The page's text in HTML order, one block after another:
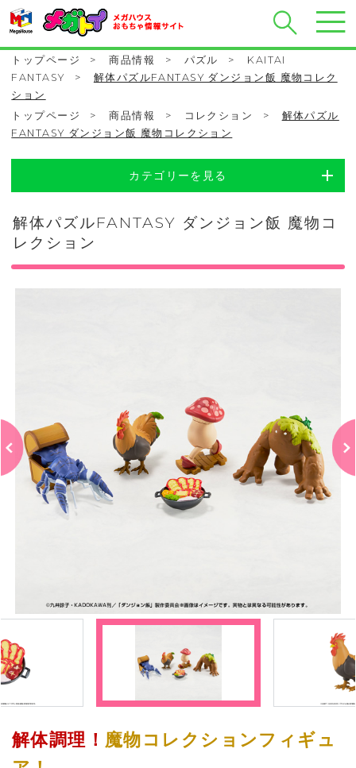
トップページ > 商品情報 > パズル >
KAITAI
FANTASY
>
解体パズルFANTASY ダンジョン飯 魔物コレク
ション
トップページ
> 商品情報 > コレクション >
解体パズル
FANTASY ダンジョン飯 魔物コレクション
カテゴリーを見る
解体パズルFANTASY ダンジョン飯 魔物コ
レクション
解体調理！ 魔物コレクションフィギュ